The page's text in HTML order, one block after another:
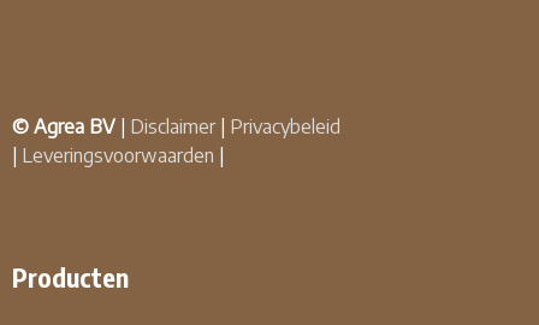
© Agrea BV Disclaimer| Privacybeleid
Leveringsvoorwaarden
Producten